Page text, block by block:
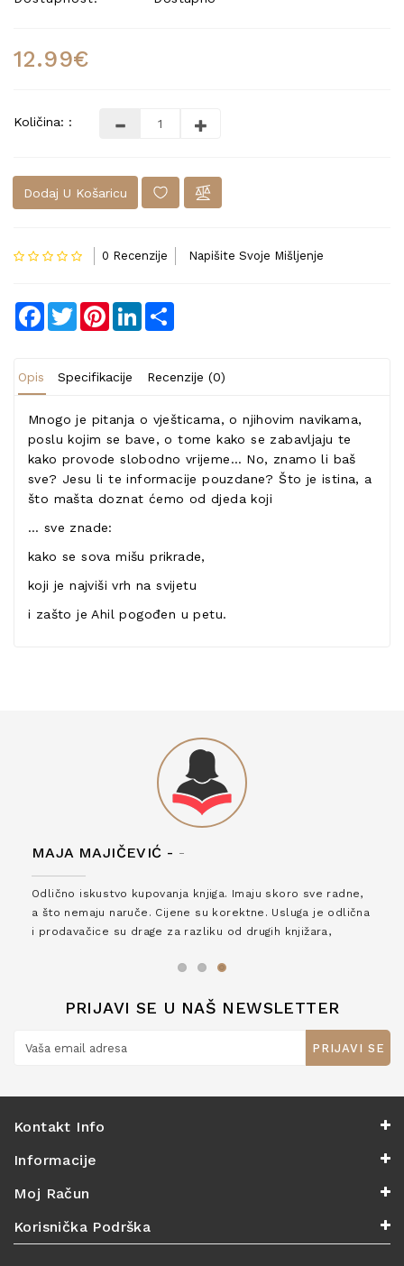
12.99€
Količina: :
Dodaj U Košaricu
0 Recenzije Napišite Svoje Mišljenje
Facebook
TwitterPinterestLinkedIn
Opis Specifikacije Recenzije (0)
Mnogo je pitanja o vješticama, o njihovim navikama,
poslu kojim se bave, o tome kako se zabavljaju te
kako provode slobodno vrijeme… No, znamo li baš
sve? Jesu li te informacije pouzdane? Što je istina, a
što mašta doznat ćemo od djeda koji
… sve znade:
kako se sova mišu prikrade,
koji je najviši vrh na svijetu
i zašto je Ahil pogođen u petu.
MAJA MAJIČEVIĆ - -
Odlično iskustvo kupovanja knjiga. Imaju skoro sve radne,
a što nemaju naruče. Cijene su korektne. Usluga je odlična
i prodavačice su drage za razliku od drugih knjižara,
PRIJAVI SE U NAŠ NEWSLETTER
PRIJAVI SE
Kontakt Info
Informacije
Moj Račun
Korisnička Podrška